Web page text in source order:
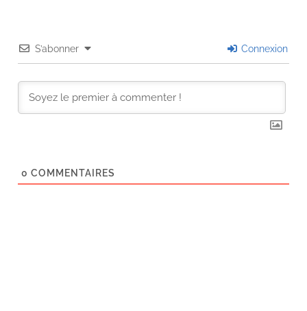
S’abonner Connexion
0 COMMENTAIRES